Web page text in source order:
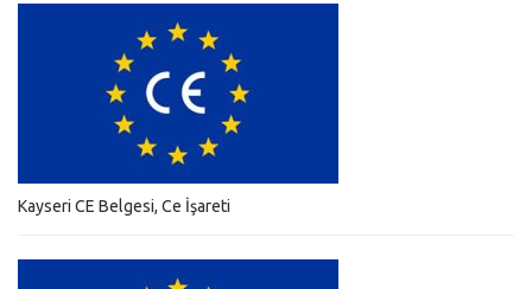
Kayseri CE Belgesi, Ce İşareti